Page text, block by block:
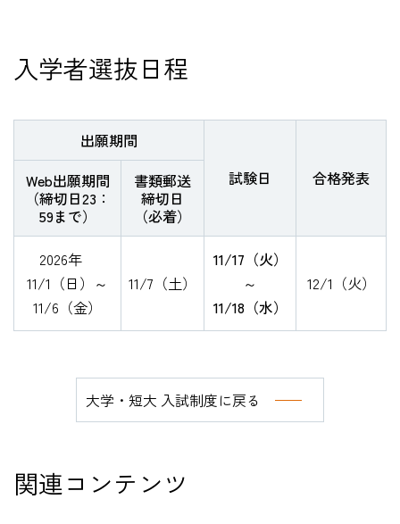
入学者選抜日程
出願期間
試験日
合格発表
Web出願期間
（締切日23：
59まで）
書類郵送
締切日
（必着）
2026年
11/1（日）～
11/6（金）
11/7（土）
11/17（火）
～
11/18（水）
12/1（火）
大学・短大 入試制度に戻る
関連コンテンツ